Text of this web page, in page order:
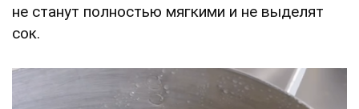
не станут полностью мягкими и не выделят
сок.